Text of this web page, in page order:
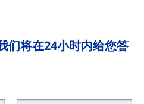
们将在24小时内给您答